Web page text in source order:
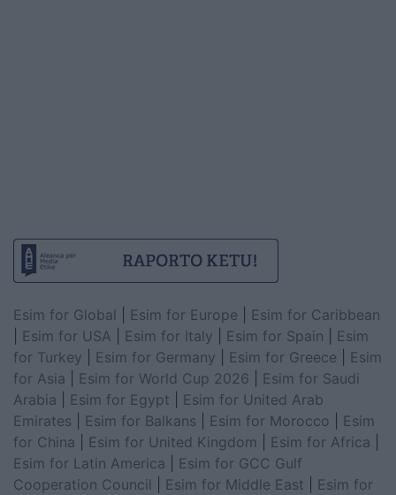
Esim for Global Esim for Europe
Esim for Caribbean
Esim for USA Esim for Italy Esim for Spain
Esim
for Turkey
Esim for Germany Esim for Greece
Esim
for Asia
Esim for World Cup 2026
Esim for Saudi
Arabia
Esim for Egypt
Esim for United Arab
Emirates
Esim for Balkans Esim for Morocco
Esim
for China
Esim for United Kingdom Esim for Africa
Esim for Latin America
Esim for GCC Gulf
Cooperation Council
Esim for Middle East
Esim for